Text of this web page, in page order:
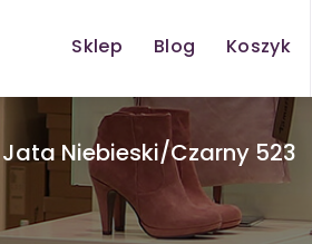
Sklep Blog Koszyk
Niebieski/Czarny 523